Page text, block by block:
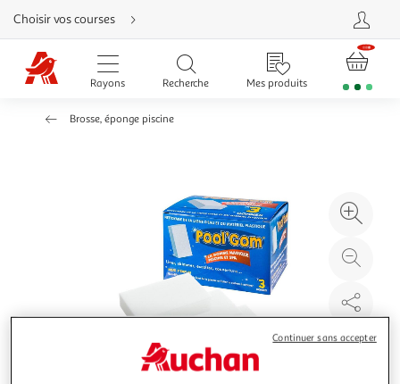
Aller
directement
au
contenu
Aller
directement
Aller
Choisir vos courses
Rayons Recherche Mes produits
Brosse, éponge piscine
100
%
le
Continuer sans accepter